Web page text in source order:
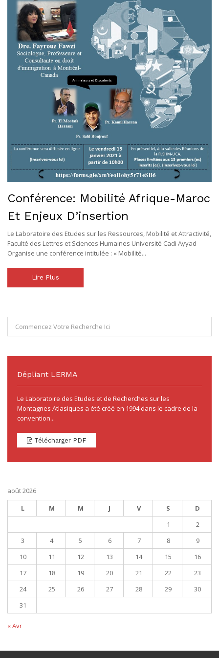
Conférence: Mobilité Afrique-Maroc
Et Enjeux D’insertion
Le Laboratoire des Etudes sur les Ressources, Mobilité et Attractivité,
Faculté des Lettres et Sciences Humaines Université Cadi Ayyad
Organise une conférence intitulée : « Mobilité...
Lire Plus
Dépliant LERMA
Le Laboratoire des Etudes et de Recherches sur les
Montagnes Atlasiques a été créé en 1994 dans le cadre de la
convention...
Télécharger PDF
août 2026
L
M M J V S
D
1
2
3
4 5 6 7 8
9
10
11 12 13 14 15
16
17
18 19 20 21 22
23
24
25 26 27 28 29
30
31
« Avr